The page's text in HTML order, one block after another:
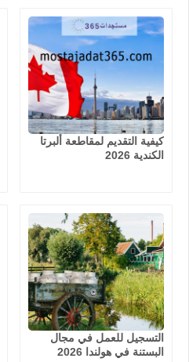
كيفية التقديم لمقاطعة ألبرتا
الكندية 2026
التسجيل للعمل في مجال
البستنة في هولندا 2026